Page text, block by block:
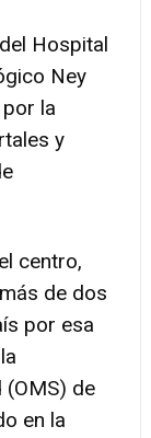
Hospital
Ney
la
y
centro,
de dos
por esa
(OMS) de
en la